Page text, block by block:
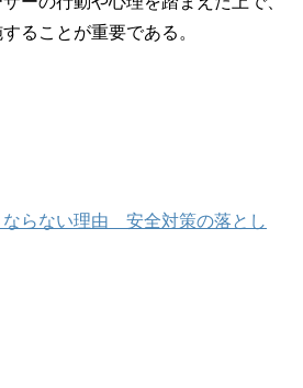
ることが重要である。
らない理由 安全対策の落とし